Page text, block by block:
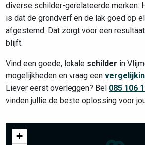
diverse schilder-gerelateerde merken.
is dat de grondverf en de lak goed op
afgestemd. Dat zorgt voor een
blijft.
Vind een goede, lokale schilder in
mogelijkheden en vraag een
Liever eerst overleggen? Bel 085 106
vinden jullie de beste oplossing voor
+